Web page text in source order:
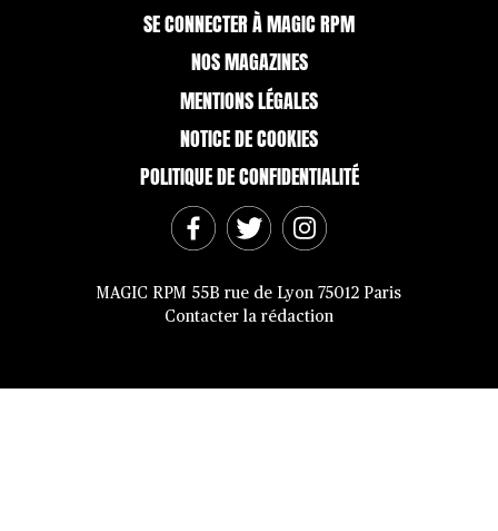
SE CONNECTER À MAGIC RPM
NOS MAGAZINES
MENTIONS LÉGALES
NOTICE DE COOKIES
POLITIQUE DE CONFIDENTIALITÉ
MAGIC RPM 55B rue de Lyon 75012 Paris
Contacter la rédaction